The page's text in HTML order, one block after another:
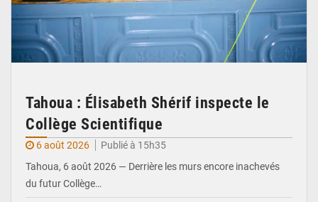
Tahoua : Élisabeth Shérif inspecte le
Collège Scientifique
6 août 2026
Publié à 15h35
Tahoua, 6 août 2026 — Derrière les murs encore inachevés
du futur Collège…